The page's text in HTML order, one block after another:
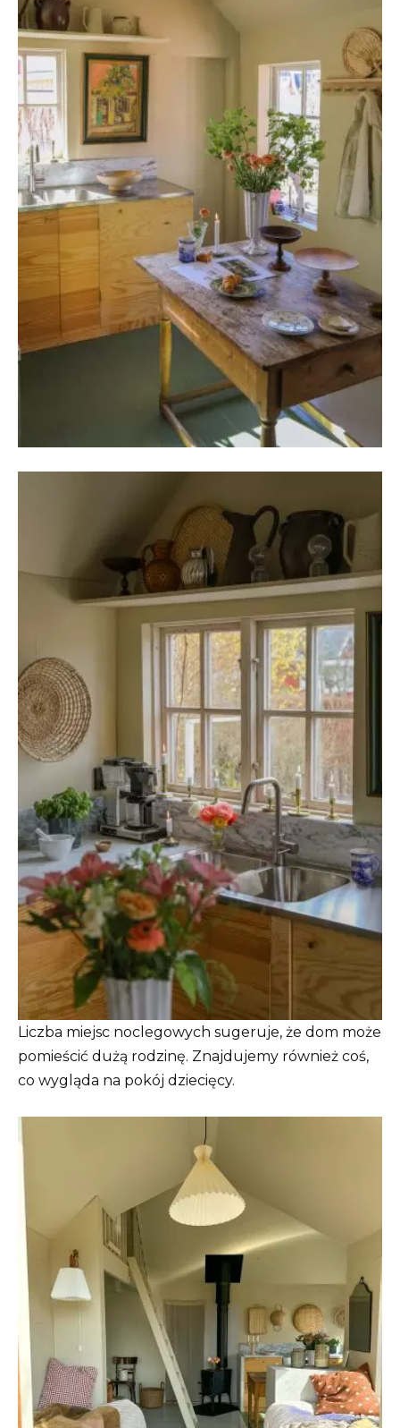
Liczba miejsc noclegowych sugeruje, że dom może
pomieścić dużą rodzinę. Znajdujemy również coś,
co wygląda na pokój dziecięcy.